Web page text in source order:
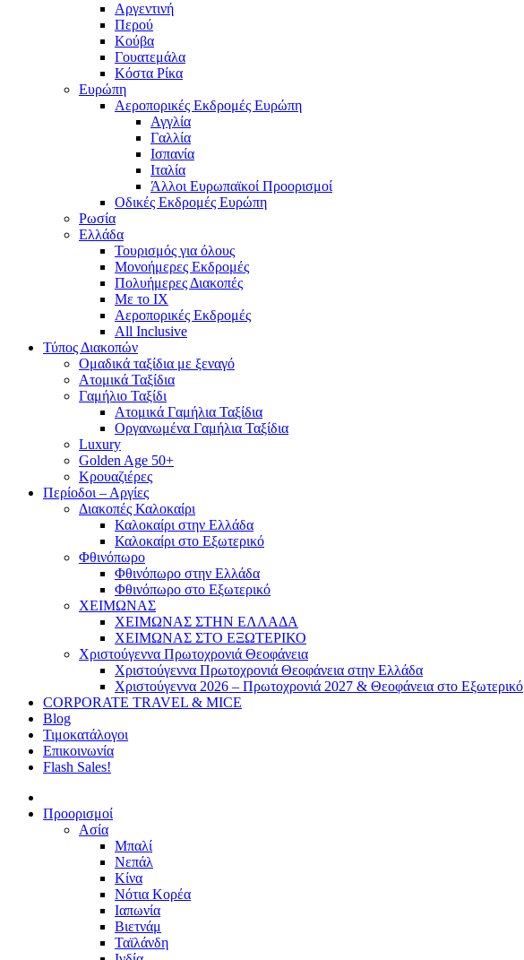
Αργεντινή
Περού
Κούβα
Γουατεμάλα
Κόστα Ρίκα
Ευρώπη
Αεροπορικές Εκδρομές Ευρώπη
Αγγλία
Γαλλία
Ισπανία
Ιταλία
Άλλοι Ευρωπαϊκοί Προορισμοί
Οδικές Εκδρομές Ευρώπη
Ρωσία
Ελλάδα
Τουρισμός για όλους
Mονοήμερες Εκδρομές
Πολυήμερες Διακοπές
Με το ΙΧ
Αεροπορικές Εκδρομές
All Inclusive
Τύπος Διακοπών
Ομαδικά ταξίδια με ξεναγό
Ατομικά Ταξίδια
Γαμήλιο Ταξίδι
Ατομικά Γαμήλια Ταξίδια
Οργανωμένα Γαμήλια Ταξίδια
Luxury
Golden Age 50+
Κρουαζιέρες
Περίοδοι – Αργίες
Διακοπές Καλοκαίρι
Καλοκαίρι στην Ελλάδα
Καλοκαίρι στο Εξωτερικό
Φθινόπωρο
Φθινόπωρο στην Ελλάδα
Φθινόπωρο στο Εξωτερικό
ΧΕΙΜΩΝΑΣ
ΧΕΙΜΩΝΑΣ ΣΤΗΝ ΕΛΛΑΔΑ
ΧΕΙΜΩΝΑΣ ΣΤΟ ΕΞΩΤΕΡΙΚΟ
Χριστούγεννα Πρωτοχρονιά Θεοφάνεια
Χριστούγεννα Πρωτοχρονιά Θεοφάνεια στην Ελλάδα
Χριστούγεννα 2026 – Πρωτοχρονιά 2027 & Θεοφάνεια στο Εξωτερικό
CORPORATE TRAVEL & MICE
Blog
Τιμοκατάλογοι
Επικοινωνία
Flash Sales!
Προορισμοί
Ασία
Μπαλί
Νεπάλ
Κίνα
Νότια Κορέα
Ιαπωνία
Βιετνάμ
Ταϊλάνδη